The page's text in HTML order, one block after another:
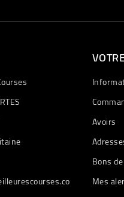
Avoirs
Bons
Mes